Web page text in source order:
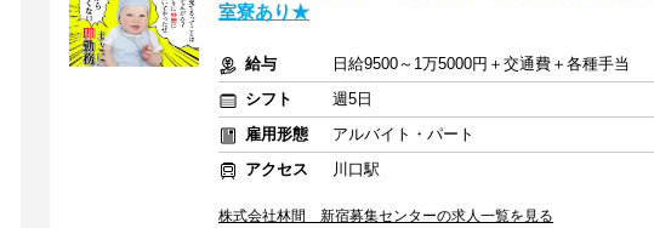
室寮あり★
給与
日給9500～1万5000円＋交通費＋各種手当
シフト
週5日
雇用形態
アルバイト・パート
アクセス
川口駅
株式会社林間 新宿募集センターの求人一覧を見る